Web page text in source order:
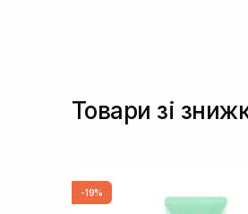
Товари зі
-19%